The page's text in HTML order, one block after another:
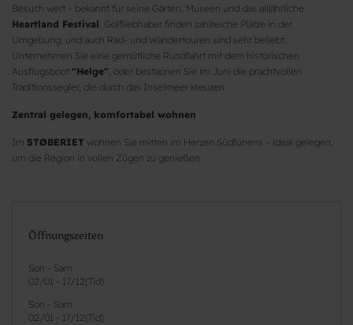
Besuch wert – bekannt für seine Gärten, Museen und das alljährliche
Heartland Festival. Golfliebhaber finden zahlreiche Plätze in der
Umgebung, und auch Rad- und Wandertouren sind sehr beliebt.
Unternehmen Sie eine gemütliche Rundfahrt mit dem historischen
Ausflugsboot "Helge", oder bestaunen Sie im Juni die prachtvollen
Traditionssegler, die durch das Inselmeer kreuzen.
Zentral gelegen, komfortabel wohnen
Im STØBERIET wohnen Sie mitten im Herzen Südfünens – ideal gelegen,
um die Region in vollen Zügen zu genießen.
Öffnungszeiten
Son - Sam
02/01 - 17/12( Tid)
Son - Sam
02/01 - 17/12( Tid)